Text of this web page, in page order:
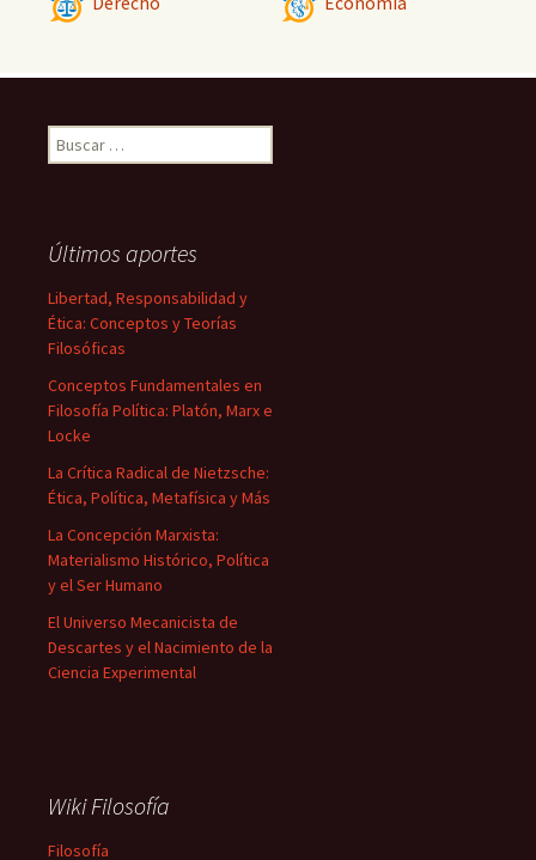
Buscar:
Últimos aportes
Libertad, Responsabilidad y
Ética: Conceptos y Teorías
Filosóficas
Conceptos Fundamentales en
Filosofía Política: Platón, Marx e
Locke
La Crítica Radical de Nietzsche:
Ética, Política, Metafísica y Más
La Concepción Marxista:
Materialismo Histórico, Política
y el Ser Humano
El Universo Mecanicista de
Descartes y el Nacimiento de la
Ciencia Experimental
Wiki Filosofía
Filosofía